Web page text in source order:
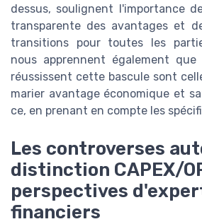
dessus, soulignent l'importance
transparente des avantages et
transitions pour toutes les
nous apprennent également
réussissent cette bascule sont
marier avantage économique et
ce, en prenant en compte les
Les controverses
distinction CAPEX/
perspectives
financiers